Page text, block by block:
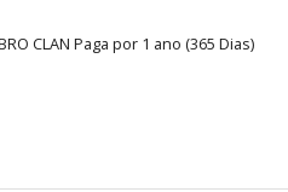
CLAN Paga por 1 ano (365 Dias)